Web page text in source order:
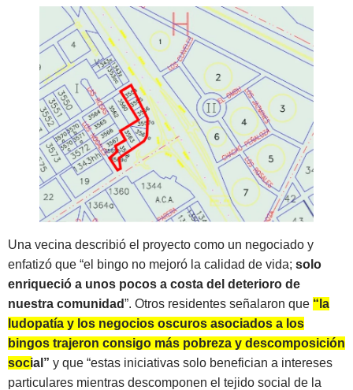
Una vecina describió el proyecto como un negociado y
enfatizó que “el bingo no mejoró la calidad de vida; solo
enriqueció a unos pocos a costa del deterioro de
nuestra comunidad”. Otros residentes señalaron que “la
ludopatía y los negocios oscuros asociados a los
bingos trajeron consigo más pobreza y descomposición
social” y que “estas iniciativas solo benefician a intereses
particulares mientras descomponen el tejido social de la